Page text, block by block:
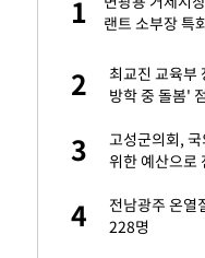
"현
만하
…월드
1
랜트 소부장 특
2
최교진 교육부
방학 중 돌봄'
3
고성군의회,
위한 예산으로
4
전남광주 온
228명